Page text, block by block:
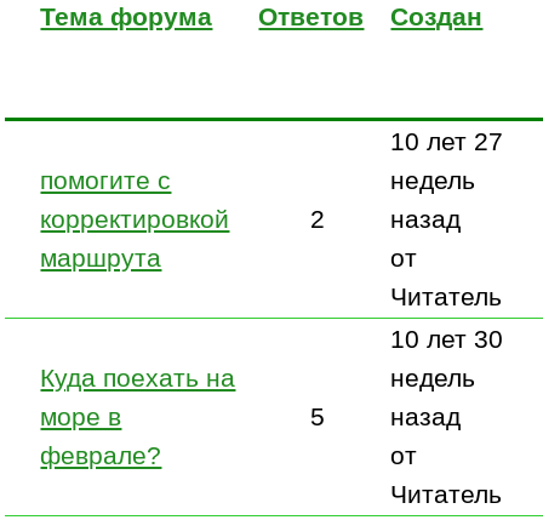
Тема форума Ответов Создан
помогите с
корректировкой
маршрута
2
10 лет 27
недель
назад
от
Читатель
Куда поехать на
море в
феврале?
5
10 лет 30
недель
назад
от
Читатель